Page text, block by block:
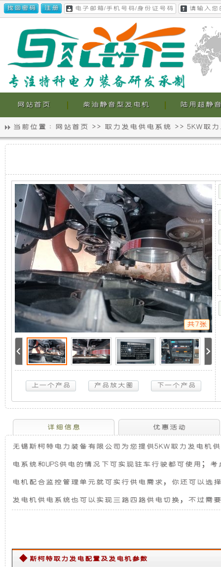
陆用超静
我
的
超
静
音
发
电
机
组
用
全
新
计，
音
柴油静音型发电机
静
发
电
机
组，
是
对
于
放
式
发
机
而
网站首页
当前位置 : 网站首页 >> 取力发电供电系统 >> 5KW取
5KW
取
力
发
电
机
供
电
系
统
(全
顺
T8
指
挥
车)
5KW
取
力
发
电
机
供
电
系
统
(全
顺
T8
取
力
发
电
机
供
电
系
统
(全
顺
T8
指
挥
共7张
详细信息 优惠活动
无锡斯柯特电力装备有限公司为您提供5KW取力发电机
电系统和UPS供电的情况下可实现驻车行驶都可使用；
电机配合监控管理单元就可实行供电需求，你还可以选
发电机供电系统也可以实现三路四路供电切换，不过需
◆ 斯柯特取力发电配置及发电机参数